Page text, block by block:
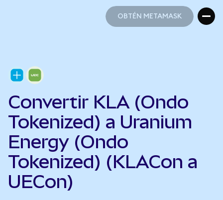
OBTÉN METAMASK
Convertir KLA (Ondo
Tokenized) a Uranium
Energy (Ondo
Tokenized) (KLACon a
UECon)